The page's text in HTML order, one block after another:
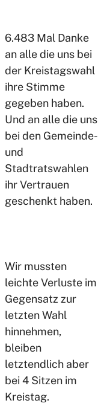
6.483 Mal Danke
an alle die uns bei
der Kreistagswahl
ihre Stimme
gegeben haben.
Und an alle die uns
bei den Gemeinde-
und
Stadtratswahlen
ihr Vertrauen
geschenkt haben.
Wir mussten
leichte Verluste im
Gegensatz zur
letzten Wahl
hinnehmen,
bleiben
letztendlich aber
bei 4 Sitzen im
Kreistag.